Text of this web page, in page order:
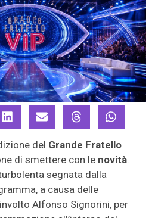
del Grande Fratello
di smettere con le novità.
segnata dalla
a causa delle
Alfonso Signorini, per